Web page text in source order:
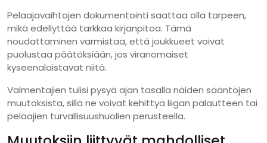
Pelaajavaihtojen dokumentointi saattaa olla tarpeen,
mikä edellyttää tarkkaa kirjanpitoa. Tämä
noudattaminen varmistaa, että joukkueet voivat
puolustaa päätöksiään, jos viranomaiset
kyseenalaistavat niitä.
Valmentajien tulisi pysyä ajan tasalla näiden sääntöjen
muutoksista, sillä ne voivat kehittyä liigan palautteen tai
pelaajien turvallisuushuolien perusteella.